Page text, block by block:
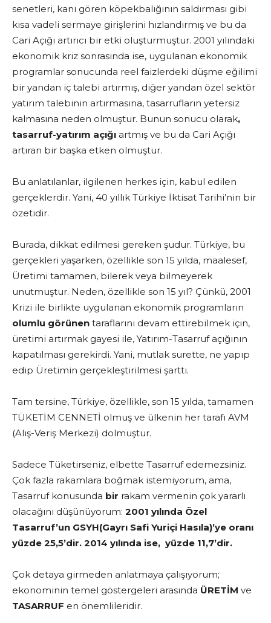
senetleri, kanı gören köpekbalığının saldırması gibi
kısa vadeli sermaye girişlerini hızlandırmış ve bu da
Cari Açığı artırıcı bir etki oluşturmuştur. 2001 yılındaki
ekonomik kriz sonrasında ise, uygulanan ekonomik
programlar sonucunda reel faizlerdeki düşme eğilimi
bir yandan iç talebi artırmış, diğer yandan özel sektör
yatırım talebinin artırmasına, tasarrufların yetersiz
kalmasına neden olmuştur. Bunun sonucu olarak,
tasarruf-yatırım açığı artmış ve bu da Cari Açığı
artıran bir başka etken olmuştur.
Bu anlatılanlar, ilgilenen herkes için, kabul edilen
gerçeklerdir. Yani, 40 yıllık Türkiye İktisat Tarihi’nin bir
özetidir.
Burada, dikkat edilmesi gereken şudur. Türkiye, bu
gerçekleri yaşarken, özellikle son 15 yılda, maalesef,
Üretimi tamamen, bilerek veya bilmeyerek
unutmuştur. Neden, özellikle son 15 yıl? Çünkü, 2001
Krizi ile birlikte uygulanan ekonomik programların
olumlu görünen taraflarını devam ettirebilmek için,
üretimi artırmak gayesi ile, Yatırım-Tasarruf açığının
kapatılması gerekirdi. Yani, mutlak surette, ne yapıp
edip Üretimin gerçekleştirilmesi şarttı.
Tam tersine, Türkiye, özellikle, son 15 yılda, tamamen
TÜKETİM CENNETİ olmuş ve ülkenin her tarafı AVM
(Alış-Veriş Merkezi) dolmuştur.
Sadece Tüketirseniz, elbette Tasarruf edemezsiniz.
Çok fazla rakamlara boğmak istemiyorum, ama,
Tasarruf konusunda bir rakam vermenin çok yararlı
olacağını düşünüyorum: 2001 yılında Özel
Tasarruf’un GSYH(Gayrı Safi Yuriçi Hasıla)’ye oranı
yüzde 25,5’dir. 2014 yılında ise, yüzde 11,7’dir.
Çok detaya girmeden anlatmaya çalışıyorum;
ekonominin temel göstergeleri arasında ÜRETİM ve
TASARRUF en önemlileridir.